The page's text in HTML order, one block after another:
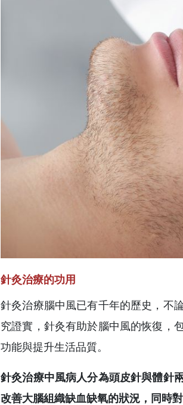
針灸治療的功用
針灸治療腦中風已有千年的歷史，不
究證實，針灸有助於腦中風的恢復，
功能與提升生活品質。
針灸治療中風病人分為頭皮針與體針
改善大腦組織缺血缺氧的狀況，同時